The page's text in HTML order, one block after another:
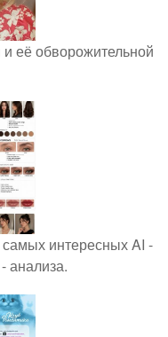
её обворожительной
интересных AI -
анализа.